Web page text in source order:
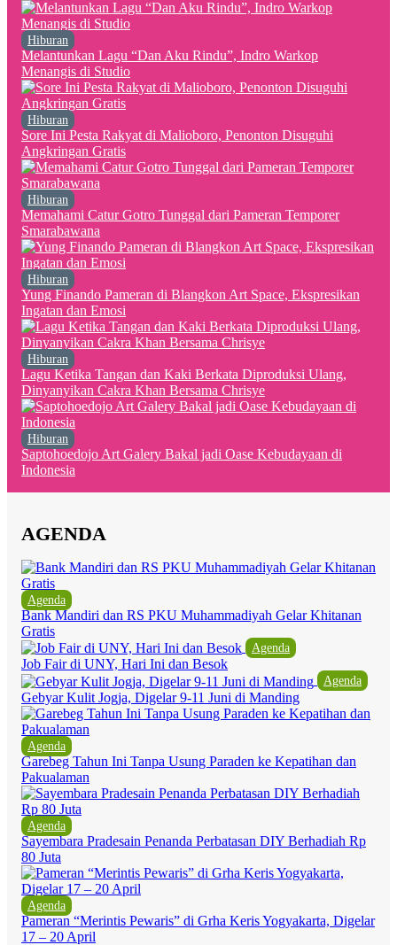
Hiburan
Melantunkan Lagu “Dan Aku Rindu”, Indro Warkop
Menangis di Studio
Hiburan
Sore Ini Pesta Rakyat di Malioboro, Penonton Disuguhi
Angkringan Gratis
Hiburan
Memahami Catur Gotro Tunggal dari Pameran Temporer
Smarabawana
Hiburan
Yung Finando Pameran di Blangkon Art Space, Ekspresikan
Ingatan dan Emosi
Hiburan
Lagu Ketika Tangan dan Kaki Berkata Diproduksi Ulang,
Dinyanyikan Cakra Khan Bersama Chrisye
Hiburan
Saptohoedojo Art Galery Bakal jadi Oase Kebudayaan di
Indonesia
AGENDA
Agenda
Bank Mandiri dan RS PKU Muhammadiyah Gelar Khitanan
Gratis
Agenda
Job Fair di UNY, Hari Ini dan Besok
Agenda
Gebyar Kulit Jogja, Digelar 9-11 Juni di Manding
Agenda
Garebeg Tahun Ini Tanpa Usung Paraden ke Kepatihan dan
Pakualaman
Agenda
Sayembara Pradesain Penanda Perbatasan DIY Berhadiah Rp
80 Juta
Agenda
Pameran “Merintis Pewaris” di Grha Keris Yogyakarta, Digelar
17 – 20 April